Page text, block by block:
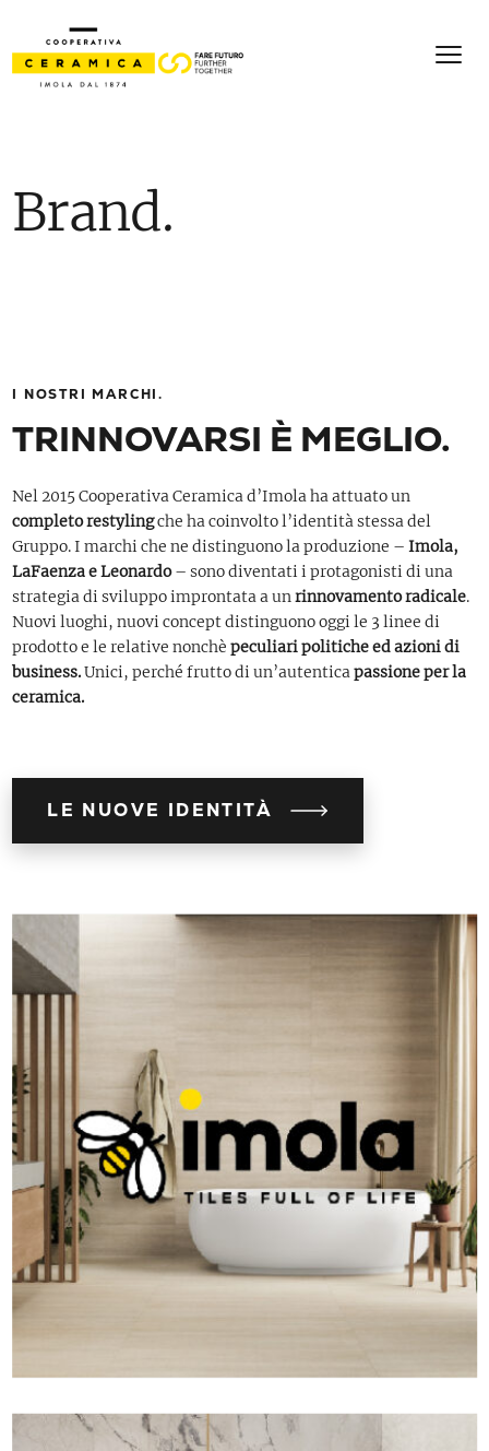
Brand.
I NOSTRI MARCHI.
TRINNOVARSI È MEGLIO.
Nel 2015 Cooperativa Ceramica d’Imola ha attuato un
completo restylingche ha coinvolto l’identità stessa del
Gruppo. I marchi che ne distinguono la produzione –Imola,
LaFaenza e Leonardo– sono diventati i protagonisti di una
strategia di sviluppo improntata a unrinnovamento radicale.
Nuovi luoghi, nuovi concept distinguono oggi le 3 linee di
prodotto e le relative nonchèpeculiari politiche ed azioni di
business.Unici, perché frutto di un’autenticapassione per la
ceramica.
LE NUOVE IDENTITÀ